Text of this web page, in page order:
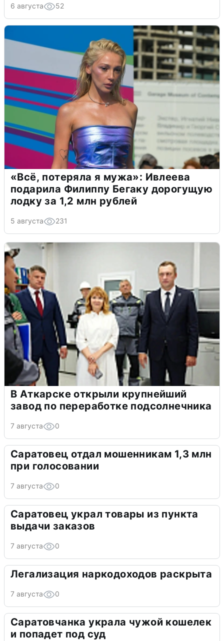
6 августа 52
«Всё, потеряла я мужа»: Ивлеева
подарила Филиппу Бегаку дорогущую
лодку за 1,2 млн рублей
5 августа 231
В Аткарске открыли крупнейший
завод по переработке подсолнечника
7 августа 0
Саратовец отдал мошенникам 1,3 млн
при голосовании
7 августа 0
Саратовец украл товары из пункта
выдачи заказов
7 августа 0
Легализация наркодоходов раскрыта
7 августа 0
Саратовчанка украла чужой кошелек
и попадет под суд